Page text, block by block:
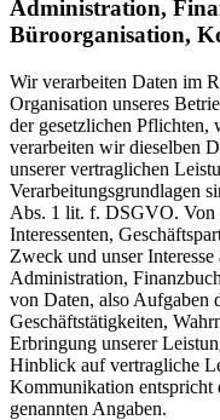
Administration,
Büroorganisation,
Wir verarbeiten Daten im
Organisation unseres
der gesetzlichen
verarbeiten wir dieselben
unserer vertraglichen
Verarbeitungsgrundlagen
Abs. 1 lit. f. DSGVO. Von
Interessenten,
Zweck und unser
Administration,
von Daten, also Aufgaben
Geschäftstätigkeiten,
Erbringung unserer
Hinblick auf vertragliche
Kommunikation entspricht
genannten Angaben.